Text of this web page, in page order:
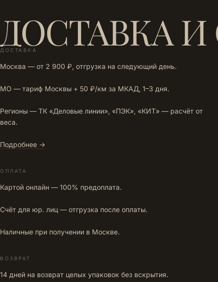
ДОСТАВКА
ДОСТАВКА
Москва — от 2 900 ₽, отгрузка на следующий день.
МО — тариф Москвы + 50 ₽/км за МКАД, 1–3 дня.
Регионы — ТК «Деловые линии», «ПЭК», «КИТ» — расчёт от
веса.
Подробнее →
ОПЛАТА
Картой онлайн — 100% предоплата.
Счёт для юр. лиц — отгрузка после оплаты.
Наличные при получении в Москве.
ВОЗВРАТ
14 дней на возврат целых упаковок без вскрытия.